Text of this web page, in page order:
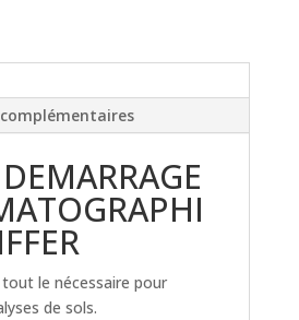
le nécessaire pour
de sols.